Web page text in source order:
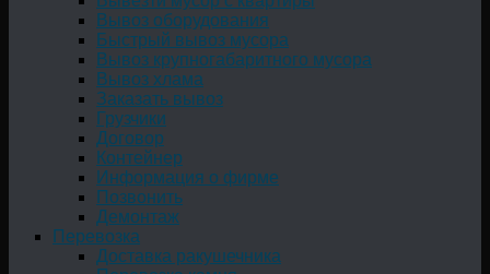
Вывоз оборудования
Быстрый вывоз мусора
Вывоз крупногабаритного мусора
Вывоз хлама
Заказать вывоз
Грузчики
Договор
Контейнер
Информация о фирме
Позвонить
Демонтаж
Перевозка
Доставка ракушечника